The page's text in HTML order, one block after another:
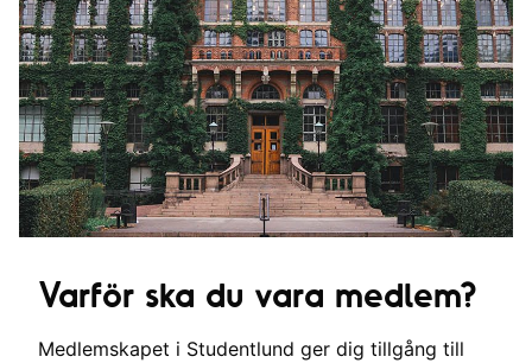
Varför ska du vara medlem?
Medlemskapet i Studentlund ger dig tillgång till